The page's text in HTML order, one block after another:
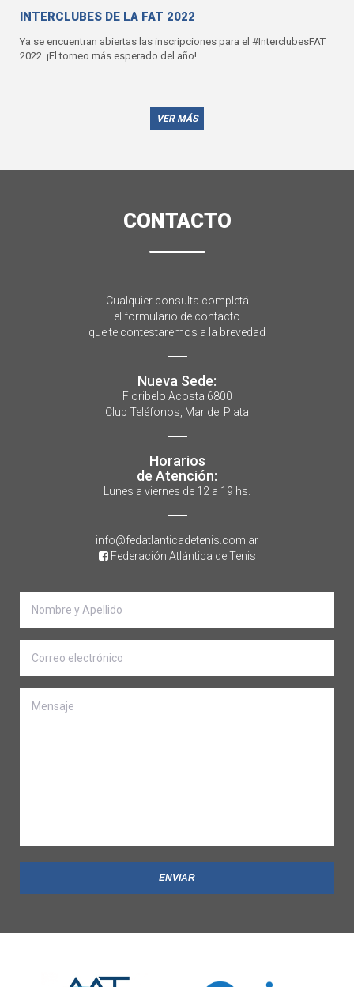
INTERCLUBES DE LA FAT 2022
Ya se encuentran abiertas las inscripciones para el #InterclubesFAT
2022. ¡El torneo más esperado del año!
VER MÁS
CONTACTO
Cualquier consulta completá
el formulario de contacto
que te contestaremos a la brevedad
Nueva Sede:
Floribelo Acosta 6800
Club Teléfonos, Mar del Plata
Horarios
de Atención:
Lunes a viernes de 12 a 19 hs.
info@fedatlanticadetenis.com.ar
Federación Atlántica de Tenis